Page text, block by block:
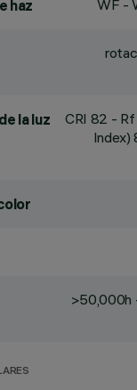
haz WF -
la luz CRI 82 -
Index)
>50,000h